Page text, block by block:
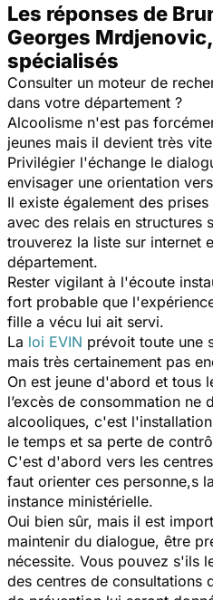
Les réponses de
Georges
spécialisés
Consulter un moteur de
dans votre département ?
Alcoolisme n'est pas
jeunes mais il devient très
Privilégier l'échange le
envisager une orientation
Il existe également des
avec des relais en structures
trouverez la liste sur internet
département.
Rester vigilant à l'écoute
fort probable que
fille a vécu lui ait servi.
La loi EVIN prévoit toute une
mais très certainement pas
On est jeune d'abord et tous
l’excès de consommation ne
alcooliques, c'est
le temps et sa perte de
C'est d'abord vers les
faut orienter ces personne,s
instance ministérielle.
Oui bien sûr, mais il est
maintenir du dialogue, être
nécessite. Vous pouvez s'ils
des centres de consultations